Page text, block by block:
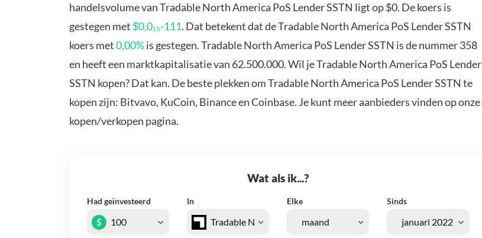
handelsvolume van Tradable North America PoS Lender SSTN ligt op $0. De koers is
gestegen met $0,0₁₅-111. Dat betekent dat de Tradable North America PoS Lender SSTN
koers met0,00%is gestegen. Tradable North America PoS Lender SSTN is de nummer 358
en heeft een marktkapitalisatie van 62.500.000. Wil je Tradable North America PoS Lender
SSTN kopen? Dat kan. De beste plekken om Tradable North America PoS Lender SSTN te
kopen zijn: Bitvavo, KuCoin, Binance en Coinbase. Je kunt meer aanbieders vinden op onze
kopen/verkopen pagina.
Wat als ik...?
Had geïnvesteerd In Elke Sinds
$